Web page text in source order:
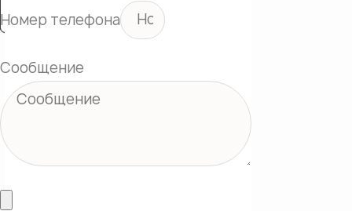
Номер телефона
Сообщение